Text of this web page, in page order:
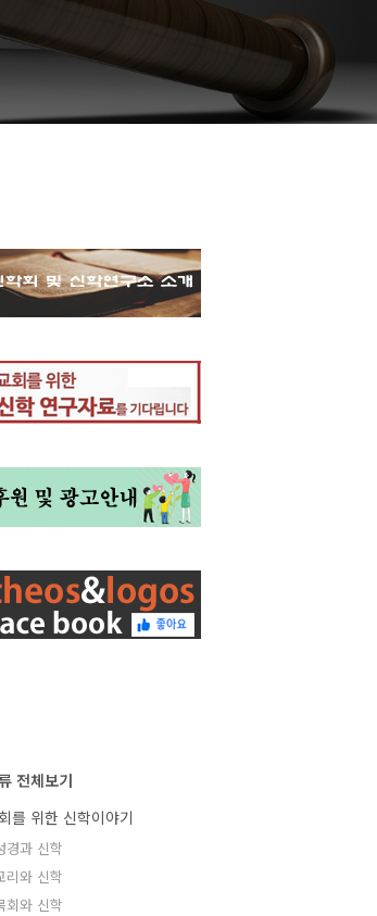
전체보기
를 위한 신학이야기
경과 신학
리와 신학
회와 신학